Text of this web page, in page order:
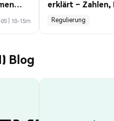
10-15m
erklärt – Zahlen,
Prognose
Regulierung
Blog